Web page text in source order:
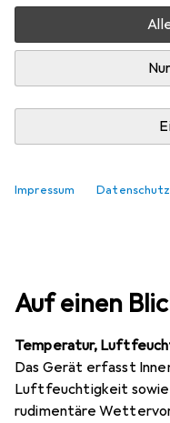
Impressum
Nur 4 Stück an
Benachrichtigen,
Auf einen
Temperatur,
Das Gerät erfasst
Luftfeuchtigkeit sowie
rudimentäre